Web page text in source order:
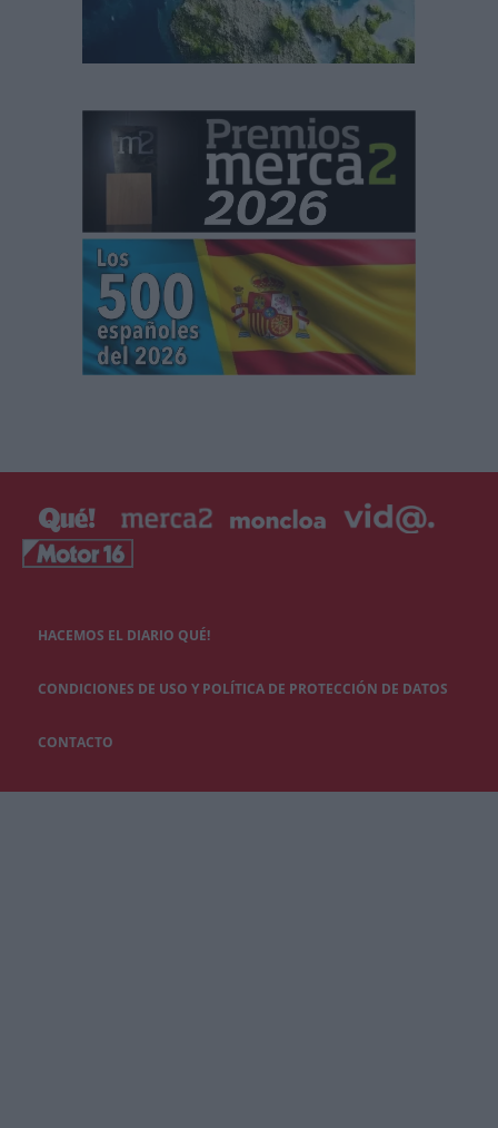
HACEMOS EL DIARIO QUÉ!
CONDICIONES DE USO Y POLÍTICA DE PROTECCIÓN DE DATOS
CONTACTO